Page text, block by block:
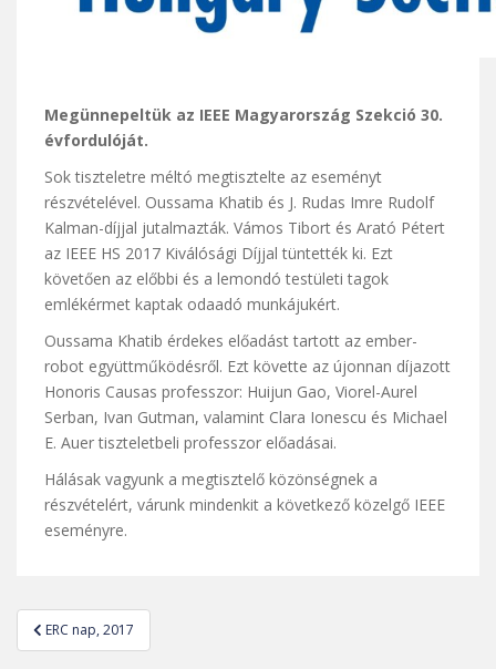
Megünnepeltük az IEEE Magyarország Szekció 30.
évfordulóját.
Sok tiszteletre méltó megtisztelte az eseményt
részvételével. Oussama Khatib és J. Rudas Imre Rudolf
Kalman-díjjal jutalmazták. Vámos Tibort és Arató Pétert
az IEEE HS 2017 Kiválósági Díjjal tüntették ki. Ezt
követően az előbbi és a lemondó testületi tagok
emlékérmet kaptak odaadó munkájukért.
Oussama Khatib érdekes előadást tartott az ember-
robot együttműködésről. Ezt követte az újonnan díjazott
Honoris Causas professzor: Huijun Gao, Viorel-Aurel
Serban, Ivan Gutman, valamint Clara Ionescu és Michael
E. Auer tiszteletbeli professzor előadásai.
Hálásak vagyunk a megtisztelő közönségnek a
részvételért, várunk mindenkit a következő közelgő IEEE
eseményre.
Bejegyzés
navigáció
ERC nap, 2017